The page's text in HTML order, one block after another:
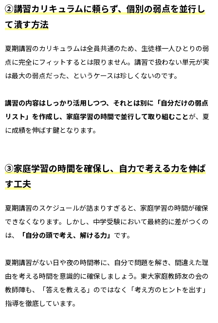
②講習カリキュラムに頼らず、個別の弱点を並行し
て潰す方法
夏期講習のカリキュラムは全員共通のため、生徒様一人ひとりの弱
点に完全にフィットするとは限りません。講習で扱わない単元が実
は最大の弱点だった、というケースは珍しくないのです。
講習の内容はしっかり活用しつつ、それとは別に「自分だけの弱点
リスト」を作成し、家庭学習の時間で並行して取り組むことが、夏
に成績を伸ばす鍵となります。
③家庭学習の時間を確保し、自力で考える力を伸ば
す工夫
夏期講習のスケジュールが詰まりすぎると、家庭学習の時間が確保
できなくなります。しかし、中学受験において最終的に差がつくの
は、
「自分の頭で考え、解ける力」 です。
夏期講習がない日や夜の時間帯に、自分で問題を解き、間違えた理
由を考える時間を意識的に確保しましょう。東大家庭教師友の会の
教師陣も、「答えを教える」のではなく「考え方のヒントを出す」
指導を徹底しています。